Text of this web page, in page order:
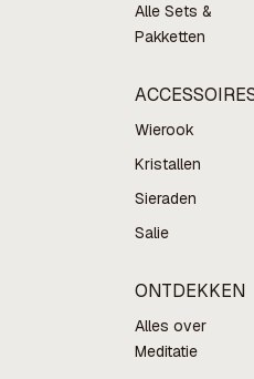
Alle Sets &
Pakketten
Wierook
Kristallen
Sieraden
Salie
ONTDEKKEN
Alles over
Meditatie